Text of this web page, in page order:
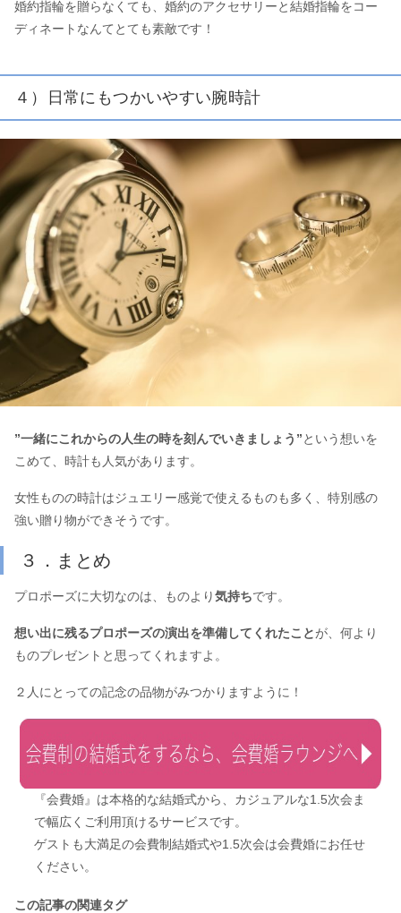
婚約指輪を贈らなくても、婚約のアクセサリーと結婚指輪をコー
ディネートなんてとても素敵です！
４）日常にもつかいやすい腕時計
”一緒にこれからの人生の時を刻んでいきましょう”という想いを
こめて、時計も人気があります。
女性ものの時計はジュエリー感覚で使えるものも多く、特別感の
強い贈り物ができそうです。
３．まとめ
プロポーズに大切なのは、ものより気持ちです。
想い出に残るプロポーズの演出を準備してくれたことが、何より
ものプレゼントと思ってくれますよ。
２人にとっての記念の品物がみつかりますように！
『会費婚』は本格的な結婚式から、カジュアルな1.5次会ま
で幅広くご利用頂けるサービスです。
ゲストも大満足の会費制結婚式や1.5次会は会費婚にお任せ
ください。
この記事の関連タグ